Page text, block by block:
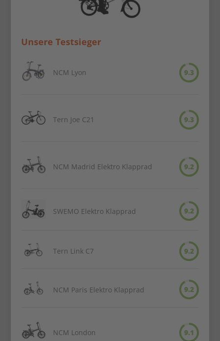
Unsere Testsieger
NCM Lyon 9.3
Tern Joe C21 9.3
NCM Madrid Elektro Klapprad 9.2
SWEMO Elektro Klapprad 9.2
Tern Link C7 9.2
NCM Paris Elektro Klapprad 9.2
NCM London 9.1